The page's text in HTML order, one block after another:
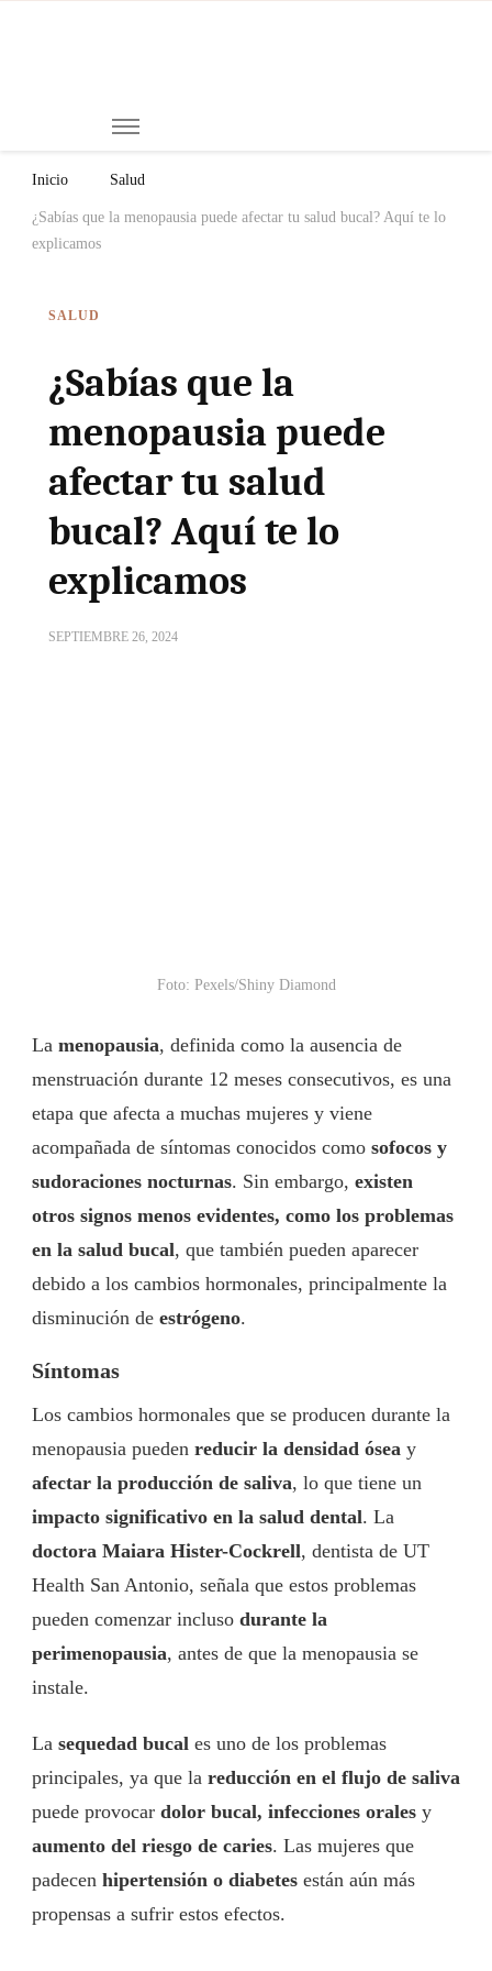
Inicio Salud
¿Sabías que la menopausia puede afectar tu salud bucal? Aquí te lo
explicamos
SALUD
¿Sabías que la
menopausia puede
afectar tu salud
bucal? Aquí te lo
explicamos
SEPTIEMBRE 26, 2024
Foto: Pexels/Shiny Diamond
La menopausia, definida como la ausencia de
menstruación durante 12 meses consecutivos, es una
etapa que afecta a muchas mujeres y viene
acompañada de síntomas conocidos como sofocos y
sudoraciones nocturnas. Sin embargo, existen
otros signos menos evidentes, como los problemas
en la salud bucal, que también pueden aparecer
debido a los cambios hormonales, principalmente la
disminución de estrógeno.
Síntomas
Los cambios hormonales que se producen durante la
menopausia pueden reducir la densidad ósea y
afectar la producción de saliva, lo que tiene un
impacto significativo en la salud dental. La
doctora Maiara Hister-Cockrell, dentista de UT
Health San Antonio, señala que estos problemas
pueden comenzar incluso durante la
perimenopausia, antes de que la menopausia se
instale.
La sequedad bucal es uno de los problemas
principales, ya que la reducción en el flujo de saliva
puede provocar dolor bucal, infecciones orales y
aumento del riesgo de caries. Las mujeres que
padecen hipertensión o diabetes están aún más
propensas a sufrir estos efectos.